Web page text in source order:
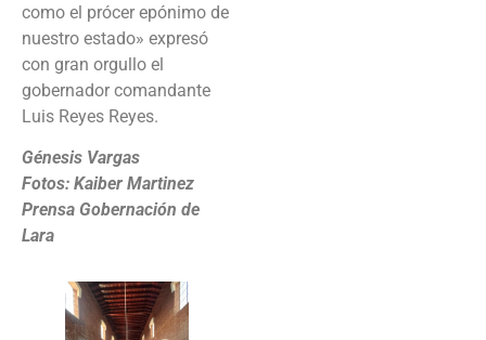
como el prócer epónimo de
nuestro estado» expresó
con gran orgullo el
gobernador comandante
Luis Reyes Reyes.
Génesis Vargas
Fotos: Kaiber Martinez
Prensa Gobernación de
Lara